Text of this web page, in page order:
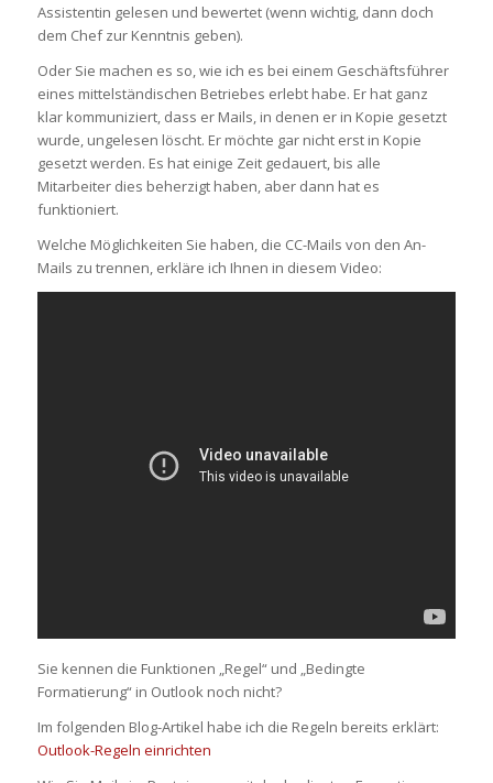
Assistentin gelesen und bewertet (wenn wichtig, dann doch
dem Chef zur Kenntnis geben).
Oder Sie machen es so, wie ich es bei einem Geschäftsführer
eines mittelständischen Betriebes erlebt habe. Er hat ganz
klar kommuniziert, dass er Mails, in denen er in Kopie gesetzt
wurde, ungelesen löscht. Er möchte gar nicht erst in Kopie
gesetzt werden. Es hat einige Zeit gedauert, bis alle
Mitarbeiter dies beherzigt haben, aber dann hat es
funktioniert.
Welche Möglichkeiten Sie haben, die CC-Mails von den An-
Mails zu trennen, erkläre ich Ihnen in diesem Video:
Sie kennen die Funktionen „Regel“ und „Bedingte
Formatierung“ in Outlook noch nicht?
Im folgenden Blog-Artikel habe ich die Regeln bereits erklärt:
Outlook-Regeln einrichten